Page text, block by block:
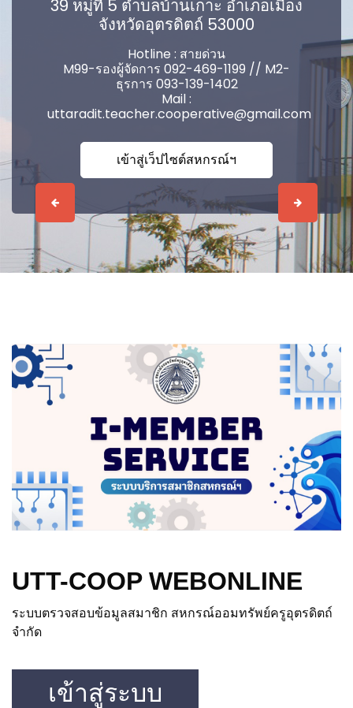
Previous Next
39 หมู่ที่ 5 ตำบลบ้านเกาะ อำเภอเมือง
จังหวัดอุตรดิตถ์ 53000
Hotline : สายด่วน
M99-รองผู้จัดการ 092-469-1199 // M2-
ธุรการ 093-139-1402
Mail :
uttaradit.teacher.cooperative@gmail.com
เข้าสู่เว็ปไซต์สหกรณ์ฯ
UTT-COOP WEBONLINE
ระบบตรวจสอบข้อมูลสมาชิก สหกรณ์ออมทรัพย์ครูอุตรดิตถ์
จำกัด
เข้าสู่ระบบ